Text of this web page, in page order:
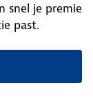
snel je premie
past.